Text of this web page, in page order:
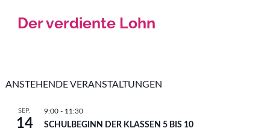
Der verdiente Lohn
ANSTEHENDE VERANSTALTUNGEN
SEP.
14
9:00- 11:30
SCHULBEGINN DER KLASSEN 5 BIS 10